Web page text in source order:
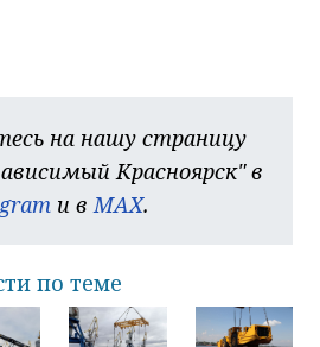
на нашу страницу
Красноярск" в
и в MAX.
по теме